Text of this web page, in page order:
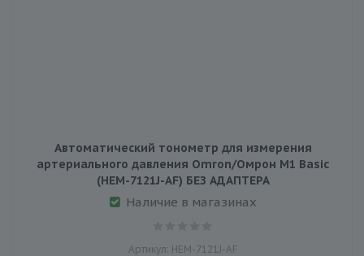
Автоматический тонометр для измерения
артериального давления Omron/Омрон M1 Basic
(HEM-7121J-AF) БЕЗ АДАПТЕРА
Наличие в магазинах
Артикул: HEM-7121J-AF